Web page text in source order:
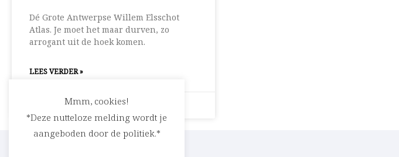
Dé Grote Antwerpse Willem Elsschot
Atlas. Je moet het maar durven, zo
arrogant uit de hoek komen.
LEES VERDER »
28 maart 2011 Geen reacties
Mmm, cookies!
*Deze nutteloze melding wordt je
aangeboden door de politiek.*